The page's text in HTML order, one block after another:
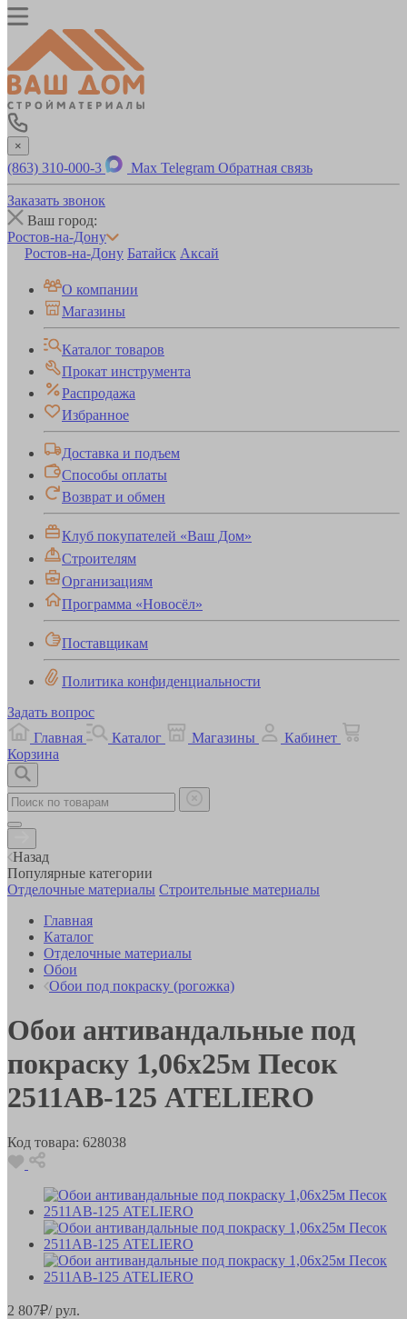
×
(863) 310-000-3 Max Telegram Обратная связь
Заказать звонок
Ваш город:
Ростов-на-Дону
Ростов-на-Дону Батайск Аксай
О компании
Магазины
Каталог товаров
Прокат инструмента
Распродажа
Избранное
Доставка и подъем
Способы оплаты
Возврат и обмен
Клуб покупателей «Ваш Дом»
Строителям
Организациям
Программа «Новосёл»
Поставщикам
Политика конфиденциальности
Задать вопрос
Главная
Каталог Магазины
Кабинет
Корзина
Назад
Популярные категории
Отделочные материалы Строительные материалы
Главная
Каталог
Отделочные материалы
Обои
Обои под покраску (рогожка)
Обои антивандальные под
покраску 1,06х25м Песок
2511АВ-125 ATELIERO
Код товара: 628038
2 807₽/ рул.